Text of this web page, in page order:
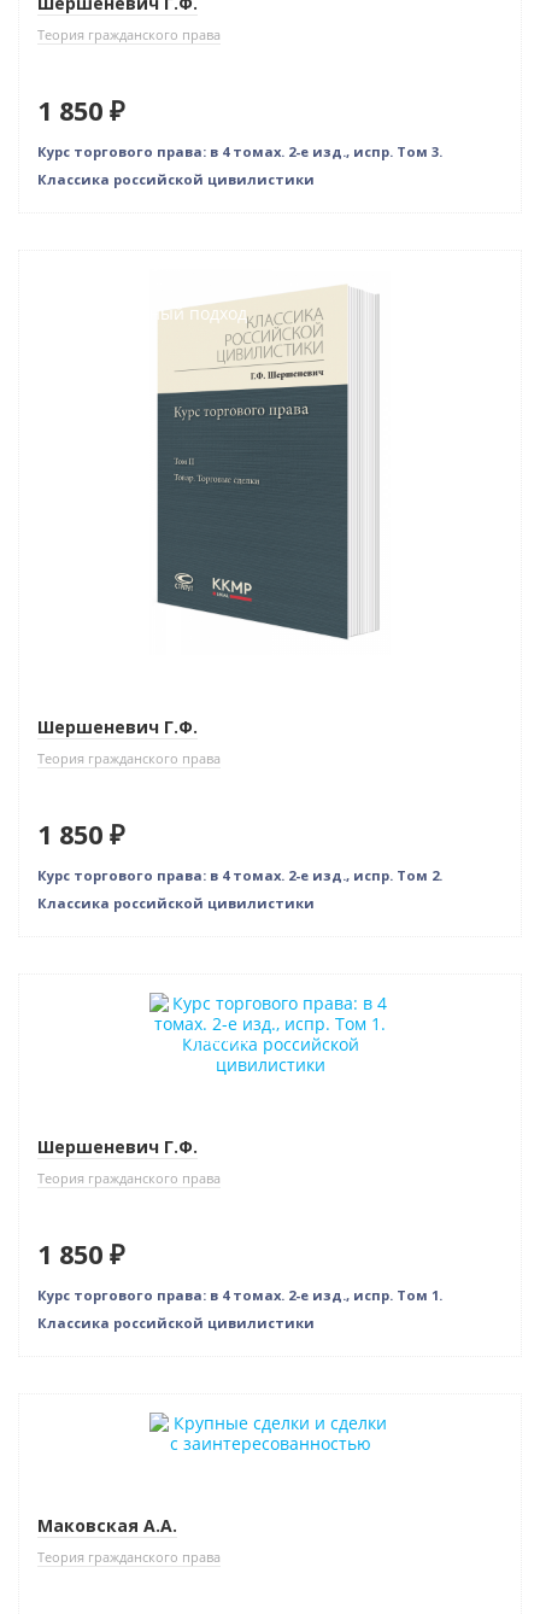
Теория гражданского права
1 850 ₽
Курс торгового права: в 4 томах. 2-е изд., испр. Том 3.
Классика российской цивилистики
Индивидуальный подход
Шершеневич Г.Ф.
Теория гражданского права
1 850 ₽
Курс торгового права: в 4 томах. 2-е изд., испр. Том 2.
Классика российской цивилистики
Индивидуальный подход
Шершеневич Г.Ф.
Теория гражданского права
1 850 ₽
Курс торгового права: в 4 томах. 2-е изд., испр. Том 1.
Классика российской цивилистики
Маковская А.А.
Теория гражданского права